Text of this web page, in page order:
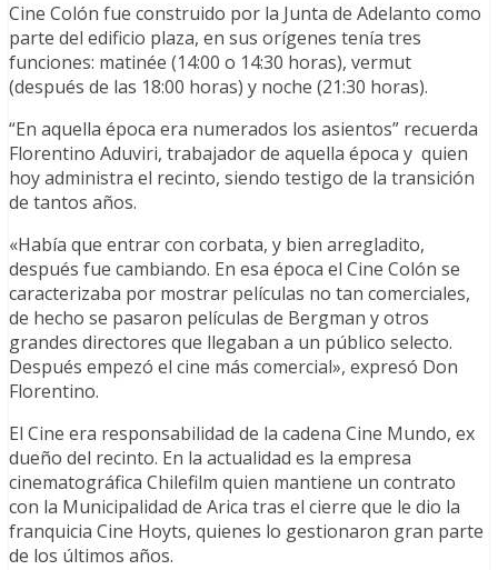
Cine Colón fue construido por la Junta de Adelanto como
parte del edificio plaza, en sus orígenes tenía tres
funciones: matinée (14:00 o 14:30 horas), vermut
(después de las 18:00 horas) y noche (21:30 horas).
“En aquella época era numerados los asientos” recuerda
Florentino Aduviri, trabajador de aquella época y quien
hoy administra el recinto, siendo testigo de la transición
de tantos años.
«Había que entrar con corbata, y bien arregladito,
después fue cambiando. En esa época el Cine Colón se
caracterizaba por mostrar películas no tan comerciales,
de hecho se pasaron películas de Bergman y otros
grandes directores que llegaban a un público selecto.
Después empezó el cine más comercial», expresó Don
Florentino.
El Cine era responsabilidad de la cadena Cine Mundo, ex
dueño del recinto. En la actualidad es la empresa
cinematográfica Chilefilm quien mantiene un contrato
con la Municipalidad de Arica tras el cierre que le dio la
franquicia Cine Hoyts, quienes lo gestionaron gran parte
de los últimos años.